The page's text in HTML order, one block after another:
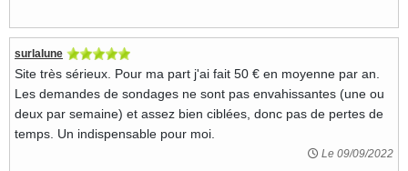
surlalune
Site très sérieux. Pour ma part j'ai fait 50 € en moyenne par an.
Les demandes de sondages ne sont pas envahissantes (une ou
deux par semaine) et assez bien ciblées, donc pas de pertes de
temps. Un indispensable pour moi.
Le 09/09/2022